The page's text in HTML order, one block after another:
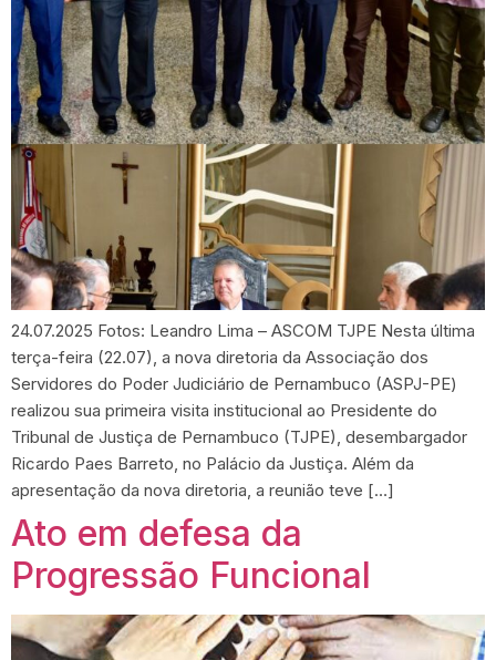
24.07.2025 Fotos: Leandro Lima – ASCOM TJPE Nesta última
terça-feira (22.07), a nova diretoria da Associação dos
Servidores do Poder Judiciário de Pernambuco (ASPJ-PE)
realizou sua primeira visita institucional ao Presidente do
Tribunal de Justiça de Pernambuco (TJPE), desembargador
Ricardo Paes Barreto, no Palácio da Justiça. Além da
apresentação da nova diretoria, a reunião teve […]
Ato em defesa da
Progressão Funcional